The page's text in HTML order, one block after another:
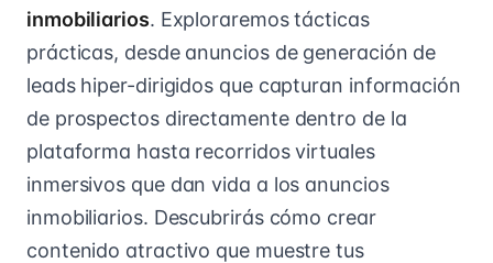
inmobiliarios. Exploraremos tácticas
prácticas, desde anuncios de generación de
leads hiper-dirigidos que capturan información
de prospectos directamente dentro de la
plataforma hasta recorridos virtuales
inmersivos que dan vida a los anuncios
inmobiliarios. Descubrirás cómo crear
contenido atractivo que muestre tus